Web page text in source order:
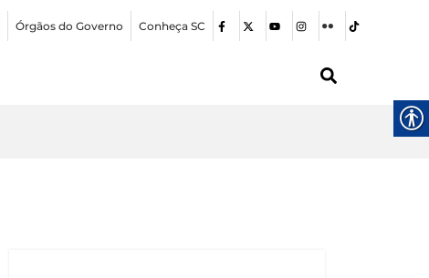
Órgãos do Governo Conheça SC